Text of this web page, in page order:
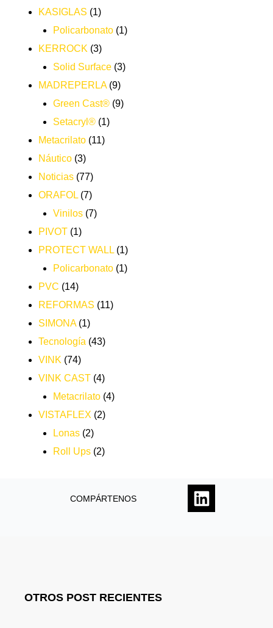
KASIGLAS (1)
Policarbonato (1)
KERROCK (3)
Solid Surface (3)
MADREPERLA(9)
Green Cast® (9)
Setacryl® (1)
Metacrilato (11)
Náutico (3)
Noticias (77)
ORAFOL (7)
Vinilos (7)
PIVOT (1)
PROTECT WALL (1)
Policarbonato (1)
PVC (14)
REFORMAS (11)
SIMONA(1)
Tecnología (43)
VINK (74)
VINK CAST (4)
Metacrilato (4)
VISTAFLEX (2)
Lonas (2)
Roll Ups (2)
COMPÁRTENOS
OTROS POST RECIENTES